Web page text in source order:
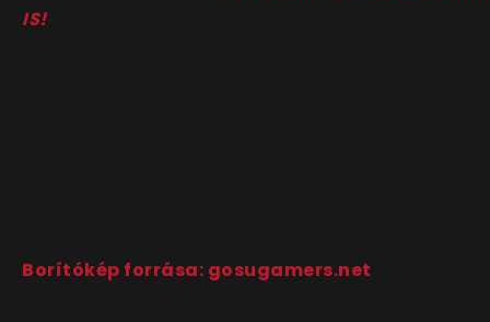
IS!
Borítókép forrása: gosugamers.net